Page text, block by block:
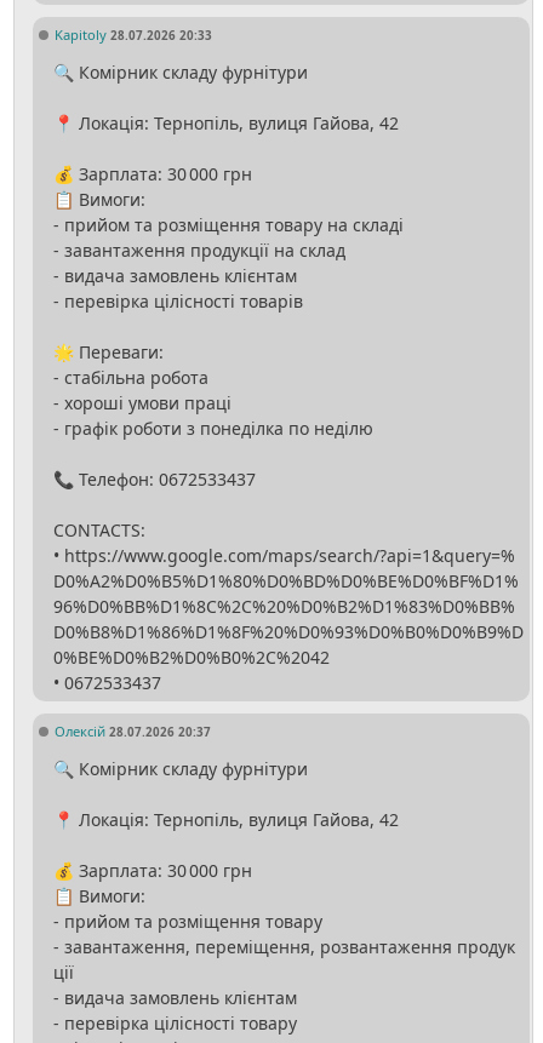
Kapitoly 28.07.2026 20:33
🔍 Комірник складу фурнітури
📍 Локація: Тернопіль, вулиця Гайова, 42
💰 Зарплата: 30 000 грн
📋 Вимоги:
- прийом та розміщення товару на складі
- завантаження продукції на склад
- видача замовлень клієнтам
- перевірка цілісності товарів
🌟 Переваги:
- стабільна робота
- хороші умови праці
- графік роботи з понеділка по неділю
📞 Телефон: 0672533437
CONTACTS:
• https://www.google.com/maps/search/?api=1&query=%
D0%A2%D0%B5%D1%80%D0%BD%D0%BE%D0%BF%D1%
96%D0%BB%D1%8C%2C%20%D0%B2%D1%83%D0%BB%
D0%B8%D1%86%D1%8F%20%D0%93%D0%B0%D0%B9%D
0%BE%D0%B2%D0%B0%2C%2042
• 0672533437
Олексій 28.07.2026 20:37
🔍 Комірник складу фурнітури
📍 Локація: Тернопіль, вулиця Гайова, 42
💰 Зарплата: 30 000 грн
📋 Вимоги:
- прийом та розміщення товару
- завантаження, переміщення, розвантаження продук
ції
- видача замовлень клієнтам
- перевірка цілісності товару